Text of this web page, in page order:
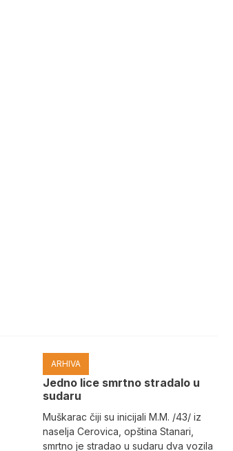
ARHIVA
Јedno lice smrtno stradalo u
sudaru
Muškarac čiji su inicijali M.M. /43/ iz
naselja Cerovica, opština Stanari,
smrtno je stradao u sudaru dva vozila